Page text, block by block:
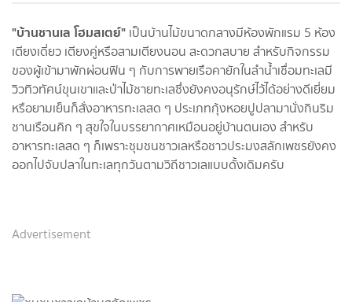
"บ้านชานเล โฮมสเตย์" เป็นบ้านไม้ขนาดกลางมีห้องพักแรม 5 ห้อง
เตียงเดี่ยว เตียงคู่หรือสามเตียงนอน สะดวกสบาย สำหรับกิจกรรม
ของผู้เข้ามาพักผ่อนฟิน ๆ กับการพายเรือคายักในลำน้ำเชื่อมทะเลมี
วิวทิวทัศน์ขุนเขาและป่าไม้ชายทะเลซึ่งยังคงอนุรักษ์ไว้ได้อย่างดีเยี่ยม
หรือยามเย็นก็สั่งอาหารทะเลสด ๆ ประเภทกุ้งหอยปูปลามานั่งกินริม
ชานเรือนคิก ๆ สุขใจในบรรยากาศเหมือนอยู่บ้านตนเอง สำหรับ
อาหารทะเลสด ๆ ก็เพราะชุมชนชาวเลหรือชาวประมงสลักเพชรยังคง
ออกไปจับปลาในทะเลทุกวันตามวิถีชาวเลแบบดั้งเดิมครับ
Advertisement